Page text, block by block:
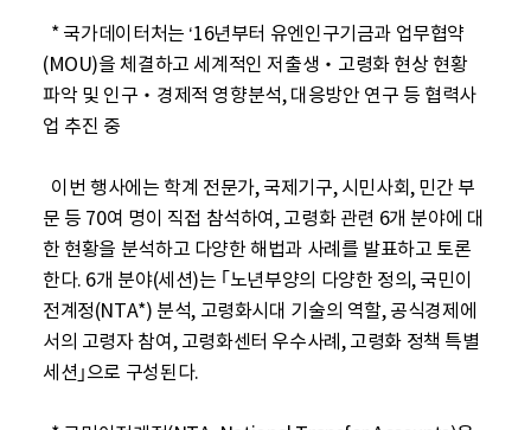
(MOU)을 체결하고 세계적인 저출생‧고령화 현상 현황
파악 및 인구‧경제적 영향분석, 대응방안 연구 등 협력사
업 추진 중
문 등 70여 명이 직접 참석하여, 고령화 관련 6개 분야에 대
한 현황을 분석하고 다양한 해법과 사례를 발표하고 토론
한다. 6개 분야(세션)는 ｢노년부양의 다양한 정의, 국민이
전계정(NTA*) 분석, 고령화시대 기술의 역할, 공식경제에
서의 고령자 참여, 고령화센터 우수사례, 고령화 정책 특별
세션｣으로 구성된다.